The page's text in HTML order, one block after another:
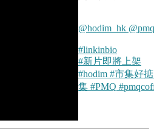
@hodim_hk
#linkinbio
#新片即將上架
#hodim #市集好掂
集 #PMQ